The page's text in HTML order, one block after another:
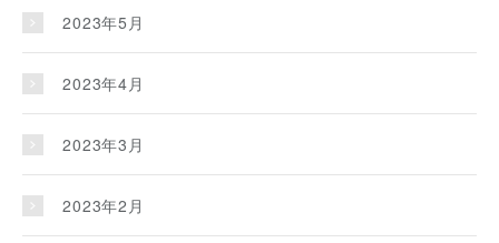
2023年5月
2023年4月
2023年3月
2023年2月